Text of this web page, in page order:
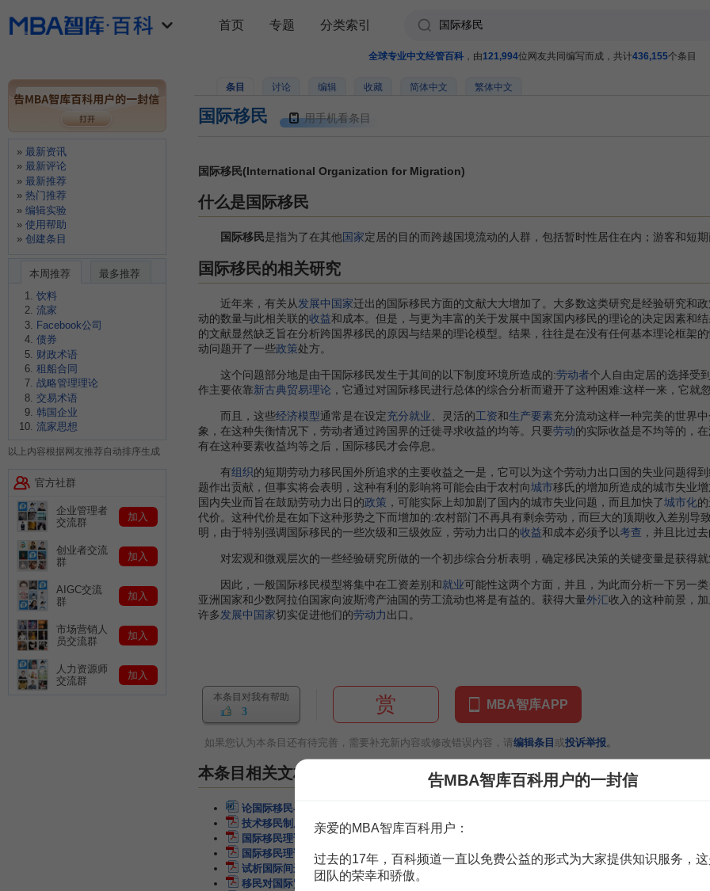
全球专业中文经管百科 ，由121,994位网友共同编写而成，共计436,155个条目
条目 讨论 编辑 收藏 简体中文 繁体中文
国际移民 用手机看条目
国际移民(International Organization for Migration)
什么是国际移民
国际移民是指为了在其他国家定居的目的而跨越国境流动的人群，包括暂时性居住在内；游客和短
国际移民的相关研究
近年来，有关从发展中国家迁出的国际移民方面的文献大大增加了。大多数这类研究是经验研究和
动的数量与此相关联的收益和成本。但是，与更为丰富的关于发展中国家国内移民的理论的决定因素和
的文献显然缺乏旨在分析跨国界移民的原因与结果的理论模型。结果，往往是在没有任何基本理论框架
动问题开了一些政策处方。
这个问题部分地是由干国际移民发生于其间的以下制度环境所造成的:劳动者个人自由定居的选择受
作主要依靠新古典贸易理论 ，它通过对国际移民进行总体的综合分析而避开了这种困难:这样一来，它就
而且，这些经济模型通常是在设定充分就业 、灵活的工资和生产要素充分流动这样一种完美的世界
象，在这种失衡情况下，劳动者通过跨国界的迁徙寻求收益的均等。只要劳动的实际收益是不均等的，
有在这种要素收益均等之后，国际移民才会停息。
有组织的短期劳动力移民国外所追求的主要收益之一是，它可以为这个劳动力出口国的失业问题得
题作出贡献，但事实将会表明，这种有利的影响将可能会由于农村向城市移氏的增加所造成的城市失业
国内失业而旨在鼓励劳动力出日的政策 ，可能实际上却加剧了国内的城市失业问题，而且加快了城市化
代价。这种代价是在如下这种形势之下而增加的:农村部门不再具有剩余劳动，而巨大的顶期收入差别
明，由于特别强调国际移民的一些次级和三级效应，劳动力出口的收益和成本必须予以考查 ，并且比过
对宏观和微观层次的一些经验研究所做的一个初步综合分析表明，确定移民决策的关键变量是获得
因此，一般国际移民模型将集中在工资差别和就业可能性这两个方面，并且，为此而分析一下另一
亚洲国家和少数阿拉伯国家向波斯湾产油国的劳工流动也将是有益的。获得大量外汇收入的这种前景，
许多发展中国家切实促进他们的劳动力出口。
本条目对我有帮助
3 赏 MBA智库APP
如果您认为本条目还有待完善，需要补充新内容或修改错误内容，请 编辑条目 或投诉举报。
本条目相关文档
论国际移民与经济发展
技术移民制度的国际经验 1页
国际移民理论及移民与输出国经济发展的关系研究
国际移民理论及移民与输出国经济发展的关系研究 3页
试析国际间进行移民的经济和政治原因 3页
移民对国际贸易影响的国外文献综述 8页
首页 专题 分类索引
最新资讯
最新评论
最新推荐
热门推荐
编辑实验
使用帮助
创建条目
本周推荐
最多推荐
饮料
流家
Facebook公司
债券
财政术语
租船合同
战略管理理论
交易术语
韩国企业
流家思想
以上内容根据网友推荐自动排序生成
官方社群
企业管理者
交流群
加入
创业者交流
群
加入
AIGC交流
群
加入
市场营销人
员交流群
加入
人力资源师
交流群
加入
告MBA智库百科用户的一封信
亲爱的MBA智库百科用户：
过去的17年，百科频道一直以免费公益的形式为大家提供知识服务，
团队的荣幸和骄傲。